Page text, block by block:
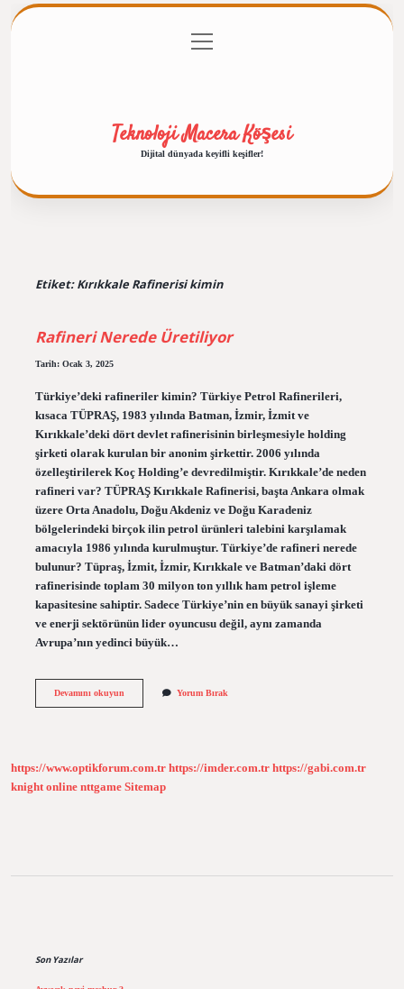
Gizlilik Politikası
menüyü
aç
Teknoloji Macera Köşesi
Dijital dünyada keyifli keşifler!
Etiket:Kırıkkale Rafinerisi kimin
Rafineri Nerede Üretiliyor
Tarih: Ocak 3, 2025
Türkiye’deki rafineriler kimin? Türkiye Petrol Rafinerileri,
kısaca TÜPRAŞ, 1983 yılında Batman, İzmir, İzmit ve
Kırıkkale’deki dört devlet rafinerisinin birleşmesiyle holding
şirketi olarak kurulan bir anonim şirkettir. 2006 yılında
özelleştirilerek Koç Holding’e devredilmiştir. Kırıkkale’de neden
rafineri var? TÜPRAŞ Kırıkkale Rafinerisi, başta Ankara olmak
üzere Orta Anadolu, Doğu Akdeniz ve Doğu Karadeniz
bölgelerindeki birçok ilin petrol ürünleri talebini karşılamak
amacıyla 1986 yılında kurulmuştur. Türkiye’de rafineri nerede
bulunur? Tüpraş, İzmit, İzmir, Kırıkkale ve Batman’daki dört
rafinerisinde toplam 30 milyon ton yıllık ham petrol işleme
kapasitesine sahiptir. Sadece Türkiye’nin en büyük sanayi şirketi
ve enerji sektörünün lider oyuncusu değil, aynı zamanda
Avrupa’nın yedinci büyük…
Devamını okuyunRafineri
Yorum Bırak
https://www.optikforum.com.tr https://imder.com.tr https://gabi.com.tr
knight online nttgame Sitemap
Son Yazılar